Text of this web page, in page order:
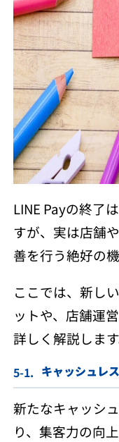
LINE Payの終了
すが、実は店舗
善を行う絶好の機
ここでは、新し
ットや、店舗運
詳しく解説します
キャッシュレ
新たなキャッシ
り、集客力の向